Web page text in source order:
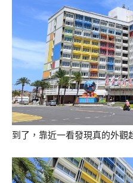
到了，靠近一看發現真的外觀